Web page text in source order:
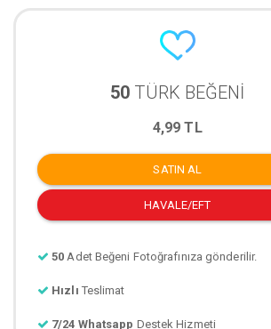
50 TÜRK BEĞENİ
4,99 TL
SATIN AL
HAVALE/EFT
50Adet Beğeni Fotoğrafınıza gönderilir.
Hızlı Teslimat
7/24 Whatsapp Destek